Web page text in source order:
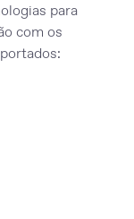
para
com os